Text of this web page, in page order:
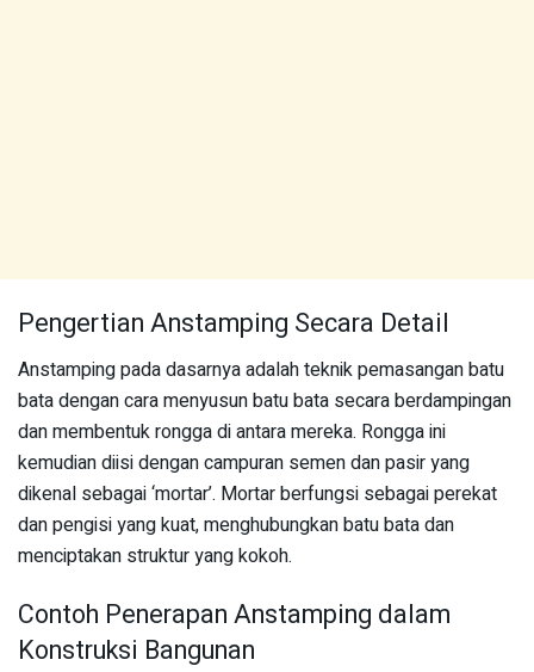
Pengertian Anstamping Secara Detail
Anstamping pada dasarnya adalah teknik pemasangan batu
bata dengan cara menyusun batu bata secara berdampingan
dan membentuk rongga di antara mereka. Rongga ini
kemudian diisi dengan campuran semen dan pasir yang
dikenal sebagai ‘mortar’. Mortar berfungsi sebagai perekat
dan pengisi yang kuat, menghubungkan batu bata dan
menciptakan struktur yang kokoh.
Contoh Penerapan Anstamping dalam
Konstruksi Bangunan